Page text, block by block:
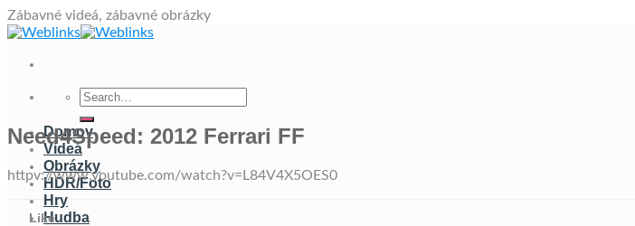
Zábavné videá, zábavné obrázkySkip
Domov
Videá
Obrázky
HDR/Foto
Hry
Hudba
Need4Speed: 2012 Ferrari FF
httpv://www.youtube.com/watch?v=L84V4X5OES0
Like